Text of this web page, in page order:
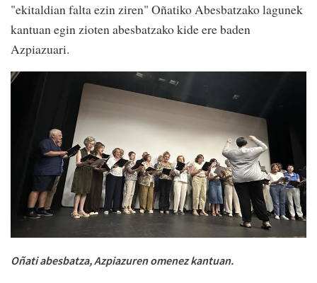
"ekitaldian falta ezin ziren" Oñatiko Abesbatzako lagunek
kantuan egin zioten abesbatzako kide ere baden
Azpiazuari.
Oñati abesbatza, Azpiazuren omenez kantuan.